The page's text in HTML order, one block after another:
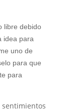
libre debido
idea para
uno de
para que
para
sentimientos